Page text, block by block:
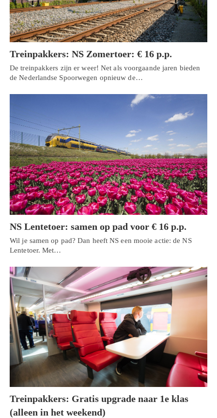
Treinpakkers: NS Zomertoer: € 16 p.p.
De treinpakkers zijn er weer! Net als voorgaande jaren bieden
de Nederlandse Spoorwegen opnieuw de…
NS Lentetoer: samen op pad voor € 16 p.p.
Wil je samen op pad? Dan heeft NS een mooie actie: de NS
Lentetoer. Met…
Treinpakkers: Gratis upgrade naar 1e klas
(alleen in het weekend)